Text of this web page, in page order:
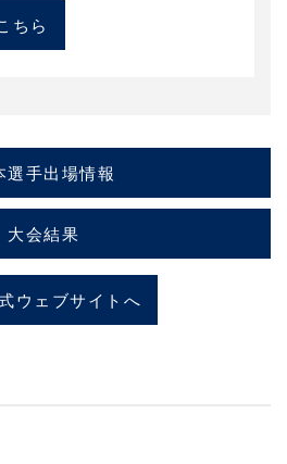
ちら
選手出場情報
大会結果
ウェブサイトへ